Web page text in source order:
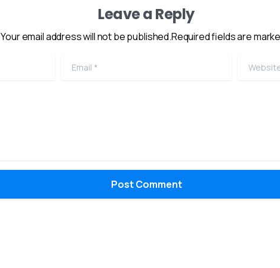
Leave a Reply
Your email address will not be published.Required fields are
Email Website